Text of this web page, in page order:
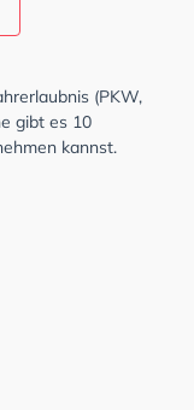
(PKW,
gibt es 10
kannst.